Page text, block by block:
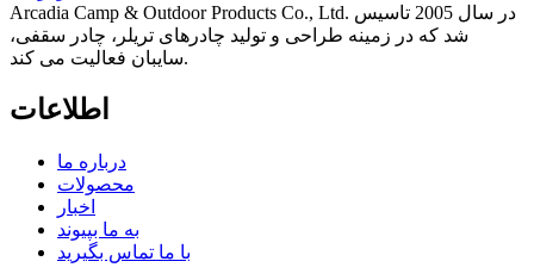
Arcadia Camp & Outdoor Products Co., Ltd. در سال 2005 تاسیس
شد که در زمینه طراحی و تولید چادرهای تریلر، چادر سقفی،
سایبان فعالیت می کند.
اطلاعات
درباره ما
محصولات
اخبار
به ما بپیوند
با ما تماس بگیرید